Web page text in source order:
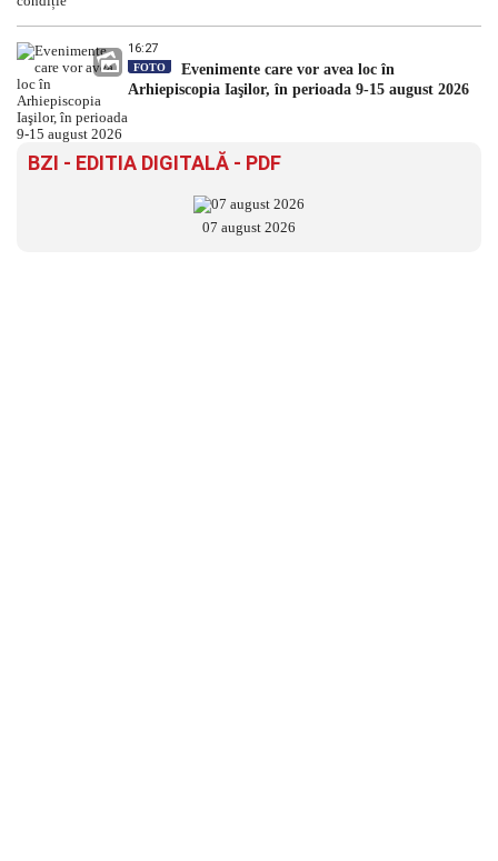
16:27
FOTO
Evenimente care vor avea loc în
Arhiepiscopia Iaşilor, în perioada 9-15 august 2026
BZI - EDITIA DIGITALĂ - PDF
07 august 2026